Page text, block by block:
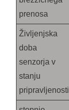
prenosa
Življenjska
doba
senzorja v
stanju
pripravljenosti